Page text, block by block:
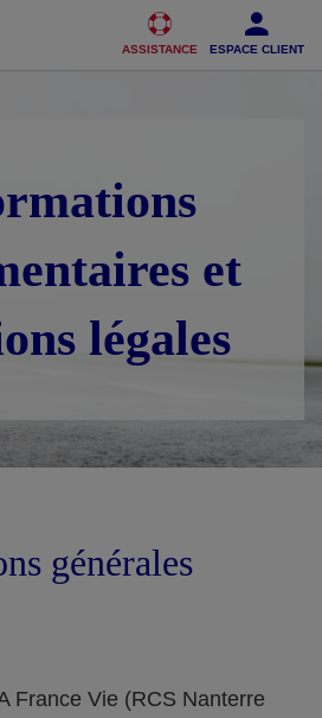
Accéder au Pied de page
ASSISTANCE ESPACE CLIENT
et
légales
générales
France Vie (RCS Nanterre